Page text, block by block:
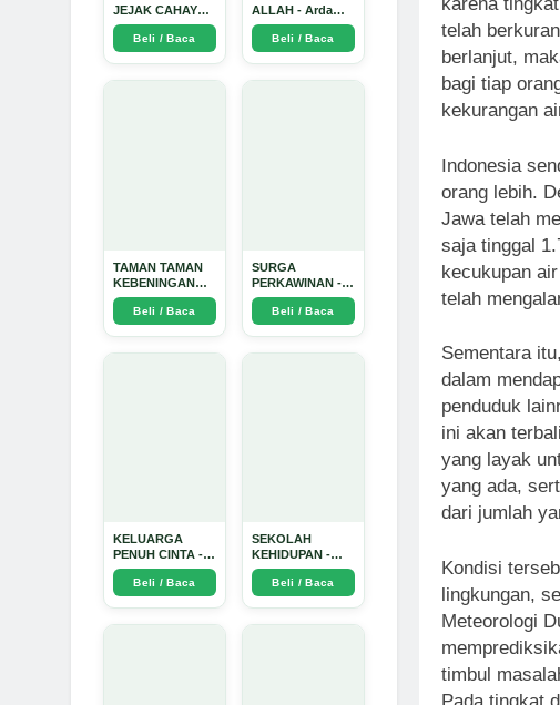
JEJAK CAHAYA
DI ANTARA DUA
ZAMAN - Arda
Dinata
Beli / Baca
ALLAH - Arda
Dinata
Beli / Baca
TAMAN TAMAN
KEBENINGAN
HATI - Arda
DinataBeli / Baca
SURGA
PERKAWINAN -
Arda Dinata
Beli / Baca
KELUARGA
PENUH CINTA -
Arda Dinata
Beli / Baca
SEKOLAH
KEHIDUPAN -
Arda Dinata
Beli / Baca
telah
berlanjut,
bagi tiap
kekurangan
Indonesia
orang lebih.
Jawa telah
saja tinggal
kecukupan
telah
Sementara
dalam
penduduk
ini akan
yang layak
yang ada,
dari jumlah
Kondisi
lingkungan,
Meteorologi
timbul
Pada tingkat